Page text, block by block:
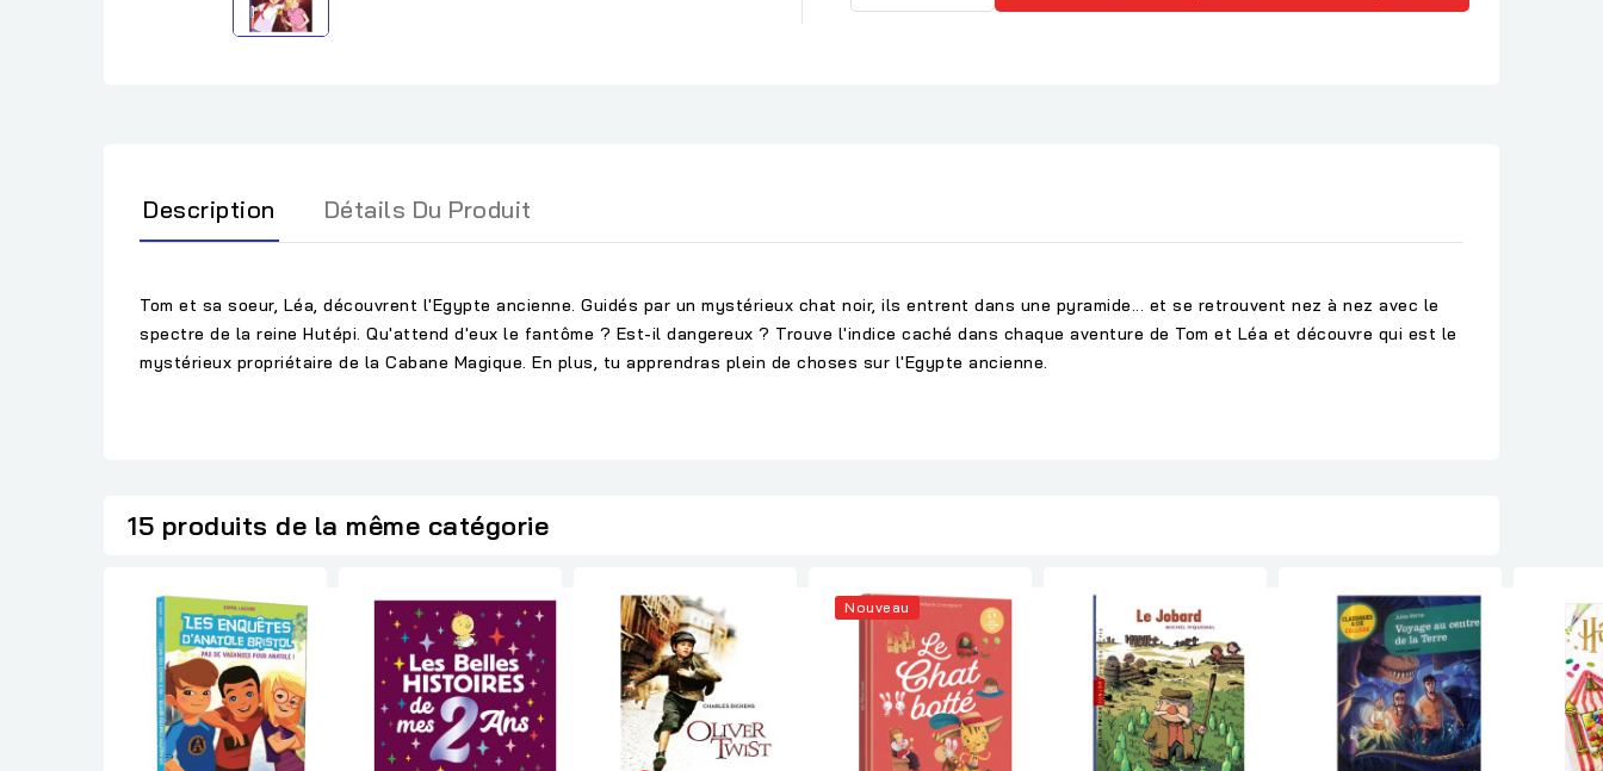
Description Détails Du Produit
Tom et sa soeur, Léa, découvrent l'Egypte ancienne. Guidés par un mystérieux chat noir, ils entrent dans une pyramide... et se retrouvent nez à nez avec le
spectre de la reine Hutépi. Qu'attend d'eux le fantôme ? Est-il dangereux ? Trouve l'indice caché dans chaque aventure de Tom et Léa et découvre qui est le
mystérieux propriétaire de la Cabane Magique. En plus, tu apprendras plein de choses sur l'Egypte ancienne.
15 produits de la même catégorie
Nouveau